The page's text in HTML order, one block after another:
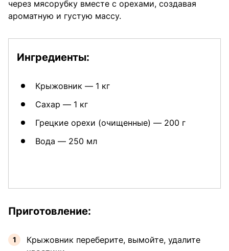
через мясорубку вместе с орехами, создавая
ароматную и густую массу.
Ингредиенты:
Крыжовник — 1 кг
Сахар — 1 кг
Грецкие орехи (очищенные) — 200 г
Вода — 250 мл
Приготовление:
Крыжовник переберите, вымойте, удалите